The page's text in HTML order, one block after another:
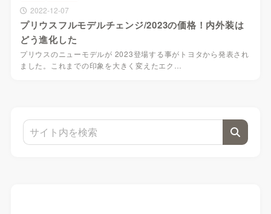
2022-12-07
プリウスフルモデルチェンジ/2023の価格！内外装は
どう進化した
プリウスのニューモデルが 2023登場する事がトヨタから発表され
ました。これまでの印象を大きく変えたエク…